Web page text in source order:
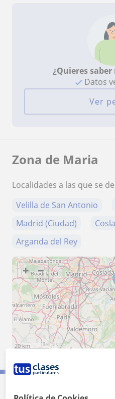
¿Quieres
Datos
Ver
Zona de Maria
Localidades a las que se
Velilla de San Antonio
Madrid (Ciudad)
Arganda del Rey
+ −
20 km